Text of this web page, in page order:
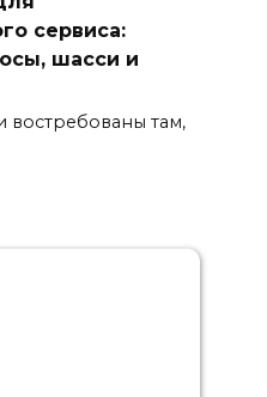
сервиса:
шасси и
востребованы там,